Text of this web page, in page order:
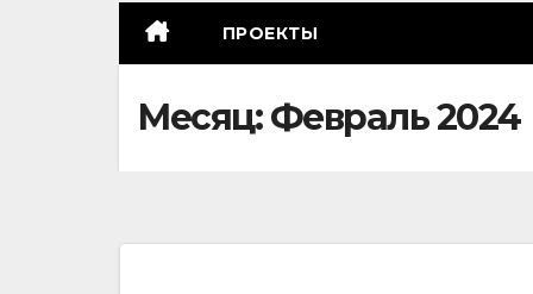
ПРОЕКТЫ
Месяц:Февраль 2024